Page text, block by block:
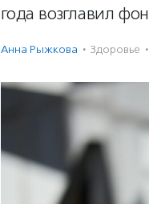
года возглавил
Анна Рыжкова · Здоровье ·